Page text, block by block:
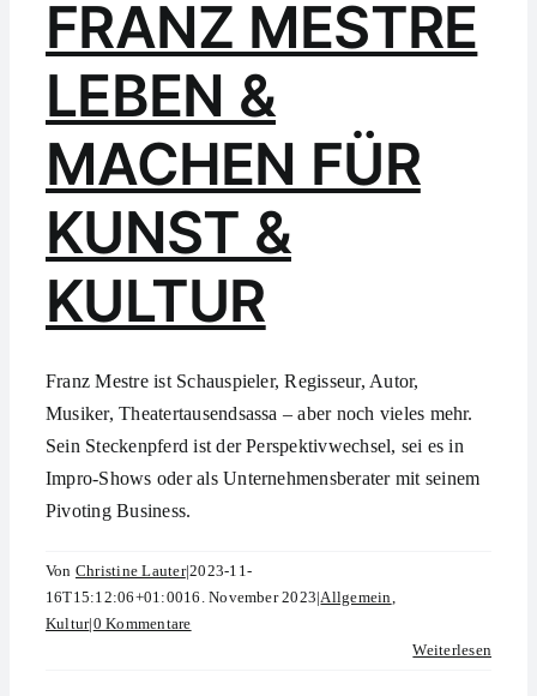
FRANZ MESTRE
LEBEN &
MACHEN FÜR
KUNST &
KULTUR
Franz Mestre ist Schauspieler, Regisseur, Autor,
Musiker, Theatertausendsassa – aber noch vieles mehr.
Sein Steckenpferd ist der Perspektivwechsel, sei es in
Impro-Shows oder als Unternehmensberater mit seinem
Pivoting Business.
Von Christine Lauter|2023-11-
16T15:12:06+01:0016. November 2023|Allgemein,
Kultur|0 Kommentare
Weiterlesen